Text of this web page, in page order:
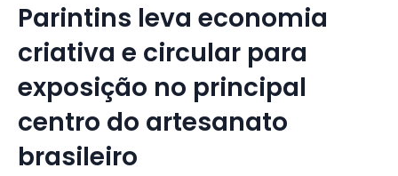
Parintins leva economia
criativa e circular para
exposição no principal
centro do artesanato
brasileiro